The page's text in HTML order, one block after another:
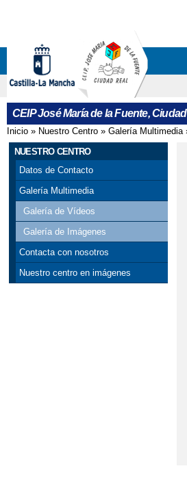
CEIP José María de la Fuente,
Se encuentra usted
Inicio » Nuestro Centro » Galería Multimedia
NUESTRO CENTRO
Datos de Contacto
Galería Multimedia
Galería de Vídeos
Galería de Imágenes
Contacta con nosotros
Nuestro centro en imágenes